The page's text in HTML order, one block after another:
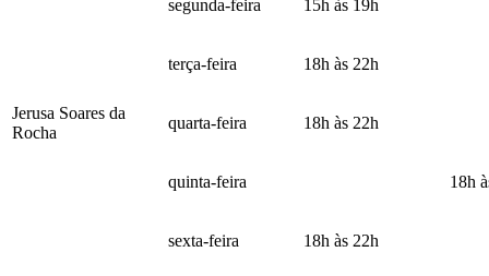
Jerusa Soares da
Rocha
segunda-feira 15h às 19h
terça-feira 18h às 22h
quarta-feira 18h às 22h
quinta-feira 18h
sexta-feira 18h às 22h